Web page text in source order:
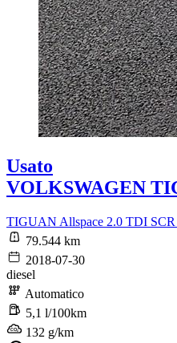
Usato
VOLKSWAGEN
TIGUAN Allspace 2.0 TDI
79.544 km
2018-07-30
diesel
Automatico
5,1 l/100km
132 g/km